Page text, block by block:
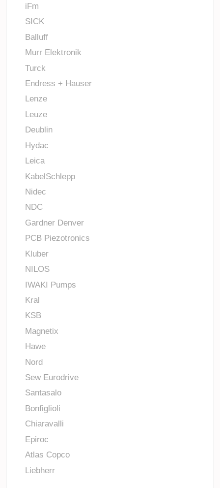
iFm
SICK
Balluff
Murr Elektronik
Turck
Endress + Hauser
Lenze
Leuze
Deublin
Hydac
Leica
KabelSchlepp
Nidec
NDC
Gardner Denver
PCB Piezotronics
Kluber
NILOS
IWAKI Pumps
Kral
KSB
Magnetix
Hawe
Nord
Sew Eurodrive
Santasalo
Bonfiglioli
Chiaravalli
Epiroc
Atlas Copco
Liebherr